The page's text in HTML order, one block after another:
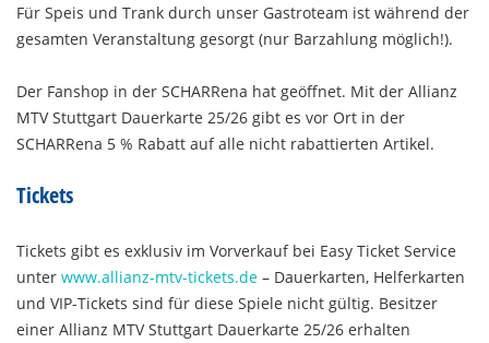
Für Speis und Trank durch unser Gastroteam ist während der
gesamten Veranstaltung gesorgt (nur Barzahlung möglich!).
Der Fanshop in der SCHARRena hat geöffnet. Mit der Allianz
MTV Stuttgart Dauerkarte 25/26 gibt es vor Ort in der
SCHARRena 5 % Rabatt auf alle nicht rabattierten Artikel.
Tickets
Tickets gibt es exklusiv im Vorverkauf bei Easy Ticket Service
unter www.allianz-mtv-tickets.de – Dauerkarten, Helferkarten
und VIP-Tickets sind für diese Spiele nicht gültig. Besitzer
einer Allianz MTV Stuttgart Dauerkarte 25/26 erhalten